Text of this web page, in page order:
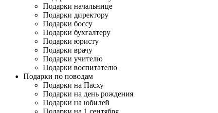
Подарки начальнице
Подарки директору
Подарки боссу
Подарки бухгалтеру
Подарки юристу
Подарки врачу
Подарки учителю
Подарки воспитателю
Подарки по поводам
Подарки на Пасху
Подарки на день рождения
Подарки на юбилей
Подарки на 1 сентября